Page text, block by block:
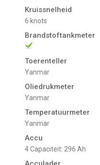
Kruissnelheid
6 knots
Brandstoftankmeter
Toerenteller
Yanmar
Oliedrukmeter
Yanmar
Temperatuurmeter
Yanmar
Accu
4 Capaciteit: 296 Ah